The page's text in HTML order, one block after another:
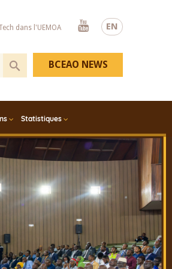
EN
dans l'UEMOA
Youtube
Statistiques
BCEAO NEWS